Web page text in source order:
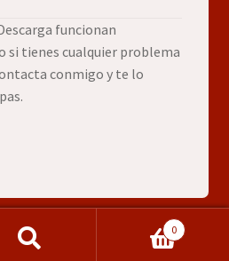
funcionan
si tienes cualquier problema
conmigo y te lo
0